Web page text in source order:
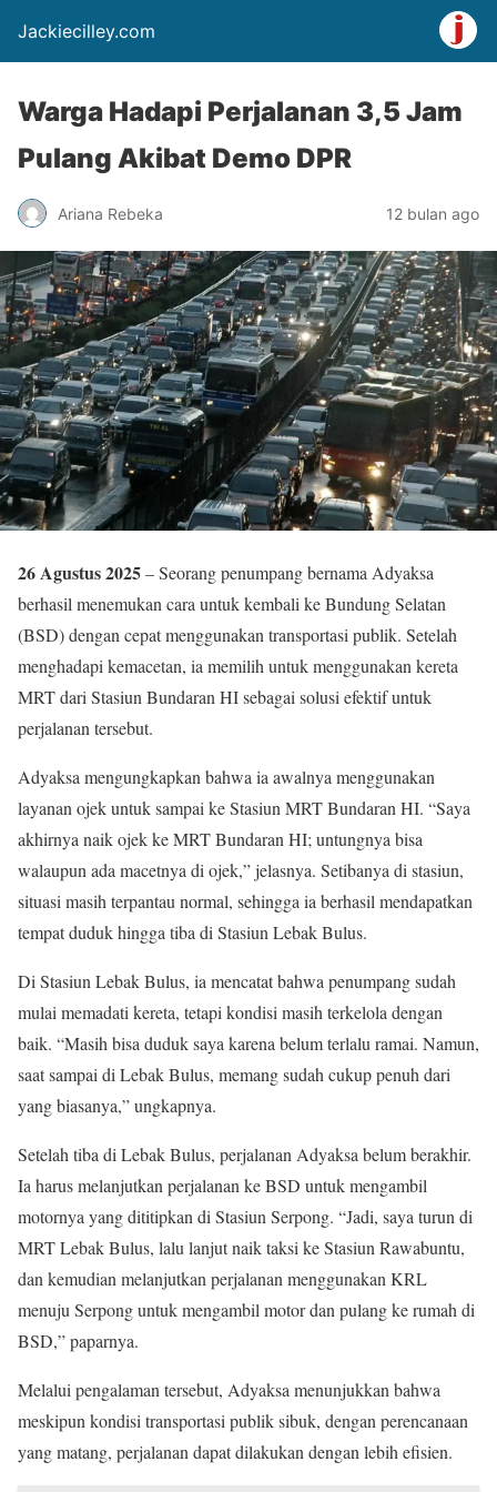
Jackiecilley.com
Warga Hadapi Perjalanan 3,5 Jam
Pulang Akibat Demo DPR
Ariana Rebeka 12 bulan ago
26 Agustus 2025– Seorang penumpang bernama Adyaksa
berhasil menemukan cara untuk kembali ke Bundung Selatan
(BSD) dengan cepat menggunakan transportasi publik. Setelah
menghadapi kemacetan, ia memilih untuk menggunakan kereta
MRT dari Stasiun Bundaran HI sebagai solusi efektif untuk
perjalanan tersebut.
Adyaksa mengungkapkan bahwa ia awalnya menggunakan
layanan ojek untuk sampai ke Stasiun MRT Bundaran HI. “Saya
akhirnya naik ojek ke MRT Bundaran HI; untungnya bisa
walaupun ada macetnya di ojek,” jelasnya. Setibanya di stasiun,
situasi masih terpantau normal, sehingga ia berhasil mendapatkan
tempat duduk hingga tiba di Stasiun Lebak Bulus.
Di Stasiun Lebak Bulus, ia mencatat bahwa penumpang sudah
mulai memadati kereta, tetapi kondisi masih terkelola dengan
baik. “Masih bisa duduk saya karena belum terlalu ramai. Namun,
saat sampai di Lebak Bulus, memang sudah cukup penuh dari
yang biasanya,” ungkapnya.
Setelah tiba di Lebak Bulus, perjalanan Adyaksa belum berakhir.
Ia harus melanjutkan perjalanan ke BSD untuk mengambil
motornya yang dititipkan di Stasiun Serpong. “Jadi, saya turun di
MRT Lebak Bulus, lalu lanjut naik taksi ke Stasiun Rawabuntu,
dan kemudian melanjutkan perjalanan menggunakan KRL
menuju Serpong untuk mengambil motor dan pulang ke rumah di
BSD,” paparnya.
Melalui pengalaman tersebut, Adyaksa menunjukkan bahwa
meskipun kondisi transportasi publik sibuk, dengan perencanaan
yang matang, perjalanan dapat dilakukan dengan lebih efisien.